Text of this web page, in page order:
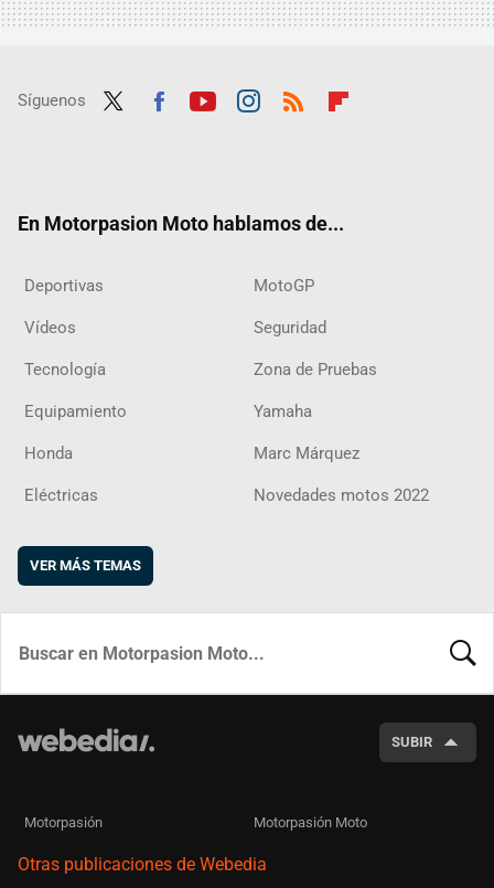
Síguenos
En Motorpasion Moto hablamos de...
Deportivas MotoGP
Vídeos Seguridad
Tecnología Zona de Pruebas
Equipamiento Yamaha
Honda Marc Márquez
Eléctricas Novedades motos 2022
VER MÁS TEMAS
SUBIR
Motorpasión Motorpasión Moto
Otras publicaciones de Webedia